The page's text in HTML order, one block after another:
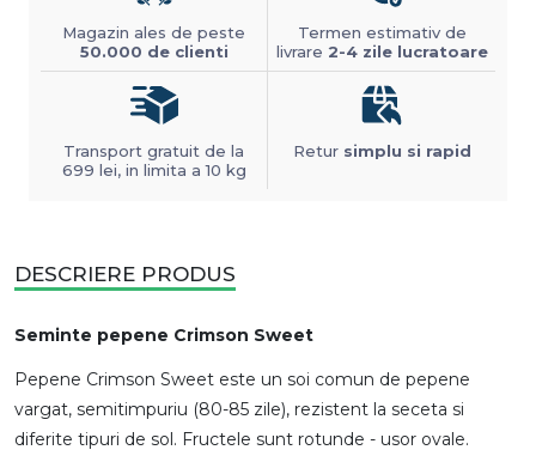
Magazin ales de peste
50.000 de clienti
Termen estimativ de
livrare 2-4 zile lucratoare
Transport gratuit de la
699 lei, in limita a 10 kg
Retur simplu si rapid
DESCRIERE PRODUS
Seminte pepene Crimson Sweet
Pepene Crimson Sweet este un soi comun de pepene
vargat, semitimpuriu (80-85 zile), rezistent la seceta si
diferite tipuri de sol. Fructele sunt rotunde - usor ovale.